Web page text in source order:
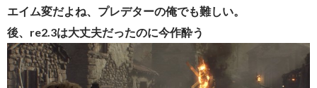
エイム変だよね、プレデターの俺でも難しい。
後、re2.3は大丈夫だったのに今作酔う